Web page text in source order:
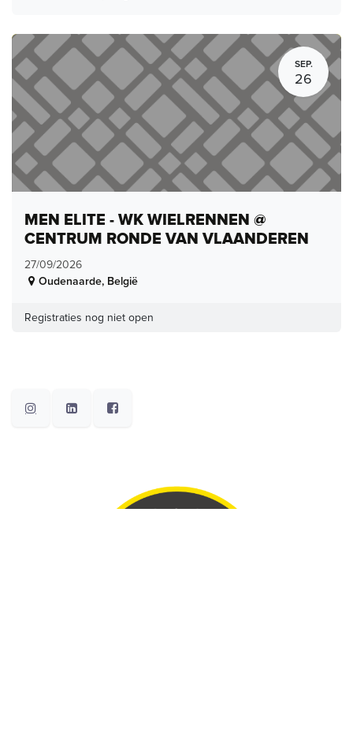
SEP.
26
MEN ELITE - WK WIELRENNEN @
CENTRUM RONDE VAN VLAANDEREN
27/09/2026
Oudenaarde, België
Registraties nog niet open